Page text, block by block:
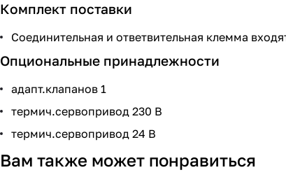
Комплект поставки
Соединительная и ответвительная клемма
Опциональные принадлежности
адапт.клапанов 1
термич.сервопривод 230 В
термич.сервопривод 24 В
Вам также может понравиться